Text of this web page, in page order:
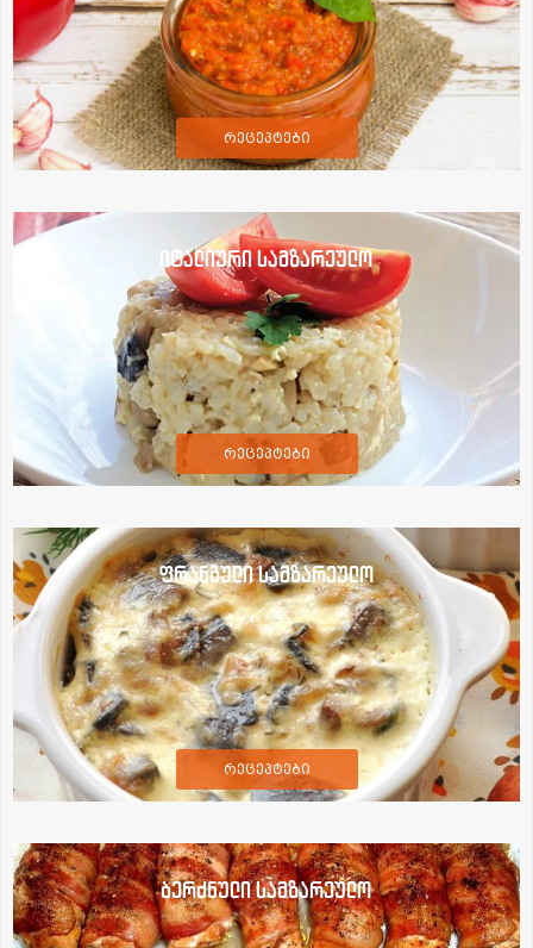
რეცეპტები
იტალიური სამზარეულო
რეცეპტები
ფრანგული სამზარეულო
რეცეპტები
ბერძნული სამზარეულო